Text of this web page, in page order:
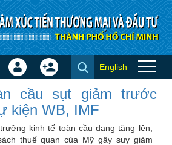
cầu sụt giảm
chuỗi sự kiện WB,
tế
Đăng
Tạo
khoản
English
×
cầu sụt giảm trước
kiện WB, IMF
kinh tế toàn cầu đang tăng lên,
thuế quan của Mỹ gây suy giảm